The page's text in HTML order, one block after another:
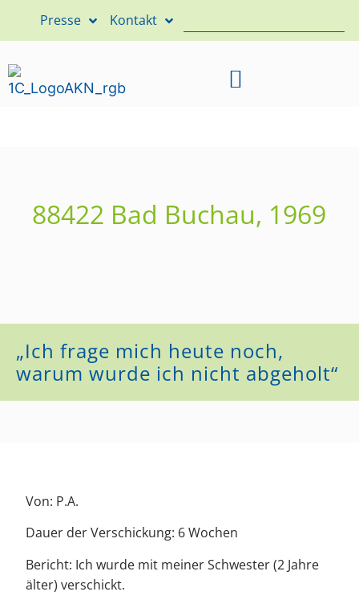
Presse Kontakt
88422 Bad Buchau, 1969
„Ich frage mich heute noch,
warum wurde ich nicht abgeholt“
Von: P.A.
Dauer der Verschickung: 6 Wochen
Bericht: Ich wurde mit meiner Schwester (2 Jahre
älter) verschickt.